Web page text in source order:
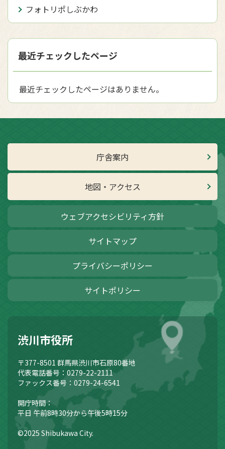
フォトリポしぶかわ
最近チェックしたページ
最近チェックしたページはありません。
庁舎案内
地図・アクセス
ウェブアクセシビリティ方針
サイトマップ
プライバシーポリシー
サイトポリシー
渋川市役所
〒377-8501 群馬県渋川市石原80番地
代表電話番号：0279-22-2111
ファックス番号：0279-24-6541
開庁時間：
平日 午前8時30分から午後5時15分
©2025 Shibukawa City.